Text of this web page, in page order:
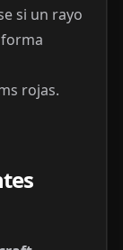
si un rayo
rojas.